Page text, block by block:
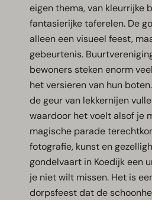
eigen thema, van kleurrijke
fantasierijke taferelen. De
alleen een visueel feest,
gebeurtenis.
bewoners steken enorm
het versieren van hun
de geur van lekkernijen
waardoor het voelt alsof je
magische parade
fotografie, kunst en
gondelvaart in Koedijk een
je niet wilt missen. Het is
dorpsfeest dat de